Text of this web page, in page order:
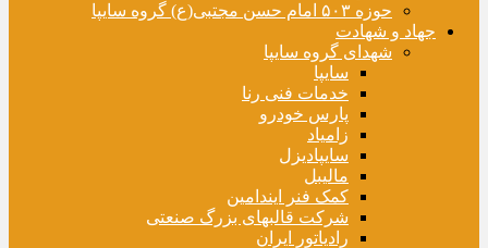
حوزه ۵۰۳ امام حسن مجتبی(ع) گروه سایپا
جهاد و شهادت
شهدای گروه سایپا
سایپا
خدمات فنی رنا
پارس خودرو
زامیاد
سایپادیزل
مالیبل
کمک فنر ایندامین
شرکت قالبهای بزرگ صنعتی
رادیاتور ایران